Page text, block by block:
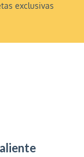
exclusivas